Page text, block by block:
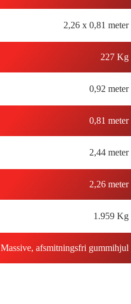
2,26 x 0,81 meter
227 Kg
0,92 meter
0,81 meter
2,44 meter
2,26 meter
1.959 Kg
Massive, afsmitningsfri gummihjul